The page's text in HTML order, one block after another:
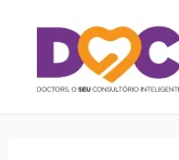
conteúdo